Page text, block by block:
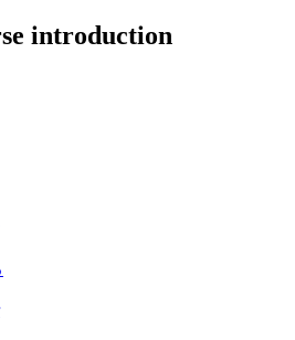
introduction